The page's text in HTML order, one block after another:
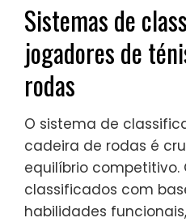
Sistemas de
jogadores de
rodas
O sistema de
cadeira de rodas é
equilíbrio competitivo.
classificados com
habilidades